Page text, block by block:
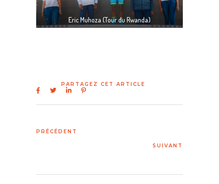
Eric Muhoza (Tour du Rwanda)